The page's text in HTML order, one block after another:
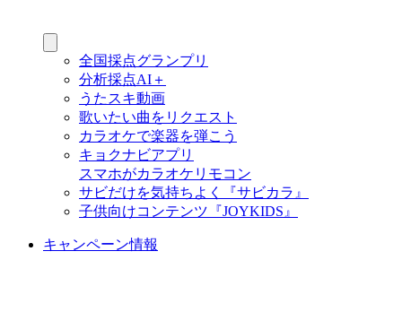
全国採点グランプリ
分析採点AI＋
うたスキ動画
歌いたい曲をリクエスト
カラオケで楽器を弾こう
キョクナビアプリ
スマホがカラオケリモコン
サビだけを気持ちよく『サビカラ』
子供向けコンテンツ『JOYKIDS』
キャンペーン情報